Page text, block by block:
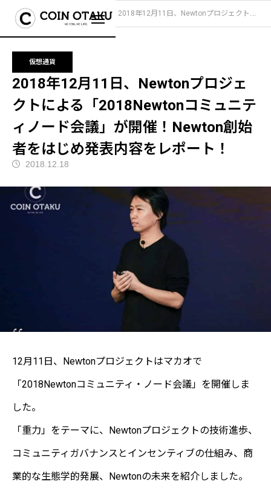
ブログ 仮想通貨 2018年12月11日、Newtonプロジェクトによる「2018Newtonコミュニティノード会議」が開催！Newton創始者をはじめ発表内容をレポート！
仮想通貨
2018年12月11日、Newtonプロジェ
クトによる「2018Newtonコミュニテ
ィノード会議」が開催！Newton創始
者をはじめ発表内容をレポート！
2018.12.18
12月11日、Newtonプロジェクトはマカオで
「2018Newtonコミュニティ・ノード会議」を開催しま
した。
「重力」をテーマに、Newtonプロジェクトの技術進歩、
コミュニティガバナンスとインセンティブの仕組み、商
業的な生態学的発展、Newtonの未来を紹介しました。